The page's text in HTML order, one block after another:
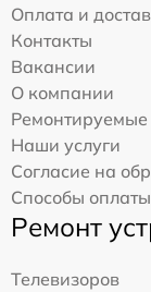
Оплата и
Контакты
Вакансии
О компании
Наши услуги
Согласие на
Способы оплаты
Ремонт
Телевизоров